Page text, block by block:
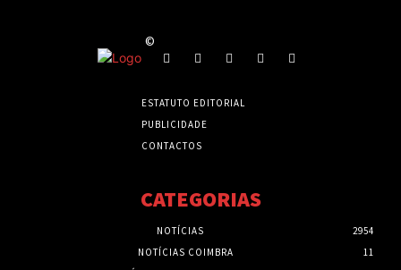
©
ESTATUTO EDITORIAL
PUBLICIDADE
CONTACTOS
CATEGORIAS
NOTÍCIAS
2954
NOTÍCIAS COIMBRA
11